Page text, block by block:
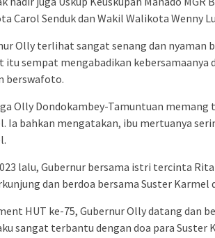
Carol Senduk dan Wakil Walikota Wenny
Olly terlihat sangat senang dan nyaman
itu sempat mengabadikan kebersamaanya
berswafoto.
Olly Dondokambey-Tamuntuan memang
Ia bahkan mengatakan, ibu mertuanya
lalu, Gubernur bersama istri tercinta
dan berdoa bersama Suster Karmel
HUT ke-75, Gubernur Olly datang dan
sangat terbantu dengan doa para Suster